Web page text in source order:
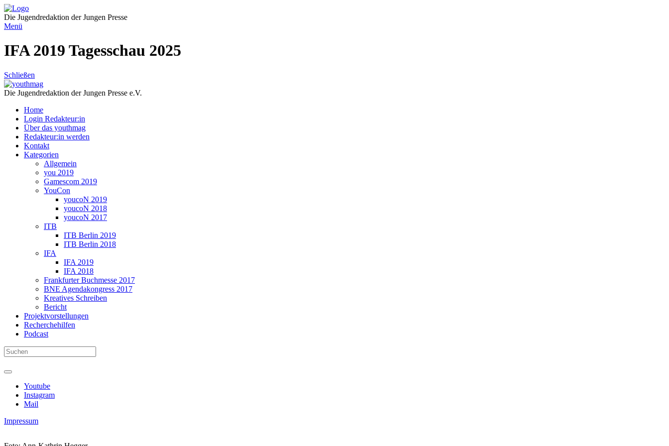
Direkt
zum
Inhalt
Die Jugendredaktion der Jungen Presse
Menü
IFA 2019 Tagesschau 2025
Schließen
Die Jugendredaktion der Jungen Presse e.V.
Home
Login Redakteur:in
Über das youthmag
Redakteur:in werden
Kontakt
Kategorien
Allgemein
you 2019
Gamescom 2019
YouCon
youcoN 2019
youcoN 2018
youcoN 2017
ITB
ITB Berlin 2019
ITB Berlin 2018
IFA
IFA 2019
IFA 2018
Frankfurter Buchmesse 2017
BNE Agendakongress 2017
Kreatives Schreiben
Bericht
Projektvorstellungen
Recherchehilfen
Podcast
Youtube
Instagram
Mail
Impressum